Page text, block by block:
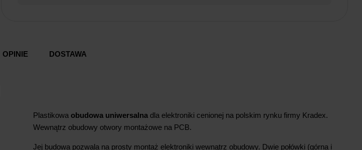
OPINIE DOSTAWA
Plastikowa obudowa uniwersalna dla elektroniki cenionej na polskim rynku firmy Kradex.
Wewnątrz obudowy otwory montażowe na PCB.
Jej budowa pozwala na prosty montaż elektroniki wewnątrz obudowy. Dwie połówki (górna i